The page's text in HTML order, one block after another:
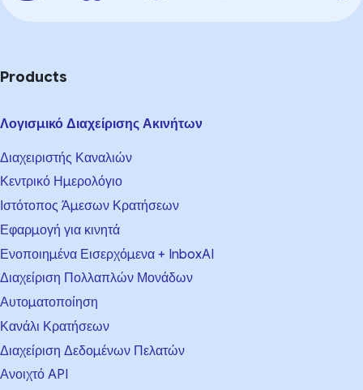
Products
Λογισμικό Διαχείρισης Ακινήτων
Διαχειριστής Καναλιών
Κεντρικό Ημερολόγιο
Ιστότοπος Άμεσων Κρατήσεων
Εφαρμογή για κινητά
Ενοποιημένα Εισερχόμενα + InboxAI
Διαχείριση Πολλαπλών Μονάδων
Αυτοματοποίηση
Κανάλι Κρατήσεων
Διαχείριση Δεδομένων Πελατών
Ανοιχτό API